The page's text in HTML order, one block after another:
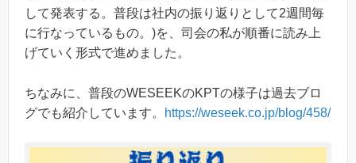
して発表する。普段は社内の振り返りとして2週間毎
に行なっているもの。)を、司会の私が順番に読み上
げていく形式で進めました。
ちなみに、普段のWESEEKのKPTの様子は過去ブロ
グでも紹介しています。
https://weseek.co.jp/blog/458/